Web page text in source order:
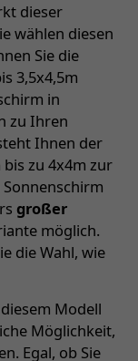
dieser
wählen diesen
Sie die
3,5x4,5m
in
zu Ihren
Ihnen der
zu 4x4m zur
großer
möglich.
die Wahl, wie
Modell
Möglichkeit,
Egal, ob Sie